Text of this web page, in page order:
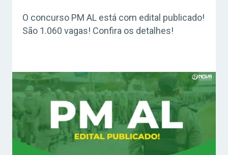
O concurso PM AL está com edital publicado!
São 1.060 vagas! Confira os detalhes!